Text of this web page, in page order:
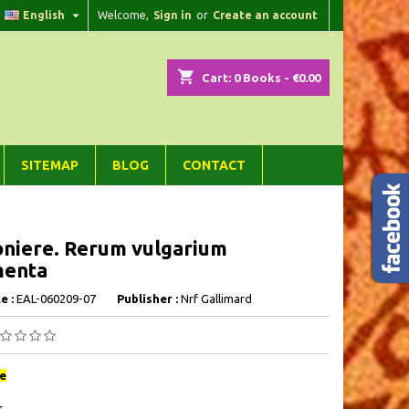
Welcome, Sign in or Create an account
English 
shopping_cart Cart: 0Books - €0.00
SITEMAP BLOG CONTACT
Rerum vulgarium
: EAL-060209-07 Publisher : Nrf Gallimard